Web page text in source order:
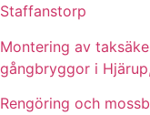
Staffanstorp
Montering av
gångbryggor i
Rengöring och